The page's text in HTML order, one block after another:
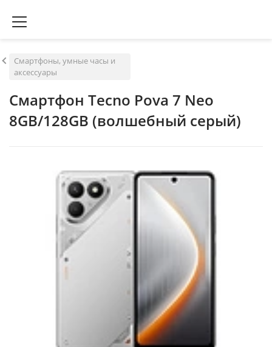
Смартфоны, умные часы и
аксессуары
Смартфон Tecno Pova 7 Neo
8GB/128GB (волшебный серый)